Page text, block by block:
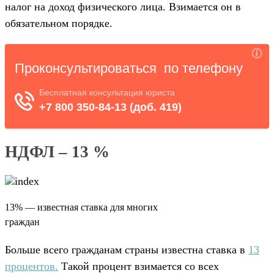
налог на доход физического лица. Взимается он в
обязательном порядке.
НДФЛ – 13 %
13% — известная ставка для многих
граждан
Больше всего гражданам страны известна ставка в 13
процентов. Такой процент взимается со всех